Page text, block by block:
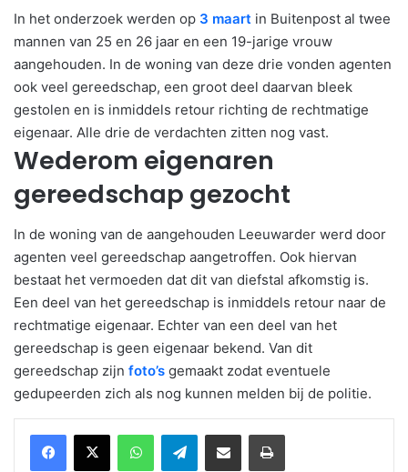
In het onderzoek werden op 3 maart in Buitenpost al twee
mannen van 25 en 26 jaar en een 19-jarige vrouw
aangehouden. In de woning van deze drie vonden agenten
ook veel gereedschap, een groot deel daarvan bleek
gestolen en is inmiddels retour richting de rechtmatige
eigenaar. Alle drie de verdachten zitten nog vast.
Wederom eigenaren
gereedschap gezocht
In de woning van de aangehouden Leeuwarder werd door
agenten veel gereedschap aangetroffen. Ook hiervan
bestaat het vermoeden dat dit van diefstal afkomstig is.
Een deel van het gereedschap is inmiddels retour naar de
rechtmatige eigenaar. Echter van een deel van het
gereedschap is geen eigenaar bekend. Van dit
gereedschap zijn foto’s gemaakt zodat eventuele
gedupeerden zich als nog kunnen melden bij de politie.
WhatsAppTelegramDelen via Email Print